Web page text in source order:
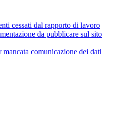
cessati dal rapporto di lavoro
da pubblicare sul sito
mancata comunicazione dei dati